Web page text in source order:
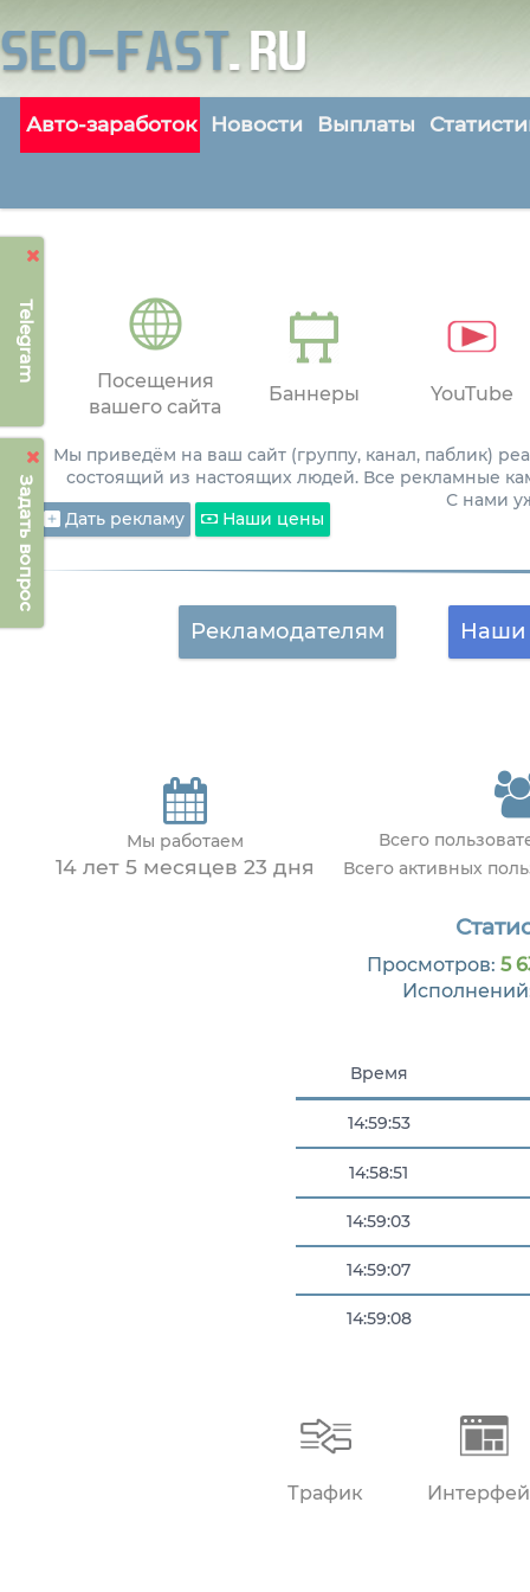
Telegram
Задать вопрос
Авто-заработок Новости Выплаты
Посещения
вашего сайта
Баннеры YouTube
Мы приведём на ваш сайт (группу, канал, паблик)
состоящий из настоящих людей. Все рекламные
С нами
Дать рекламу
Наши цены
Рекламодателям Наши
Мы работаем
14 лет 5 месяцев 23 дня
Всего
Всего активных
Просмотров: 5
Время
14:59:53
14:58:51
14:59:03
14:59:07
14:59:08
Трафик